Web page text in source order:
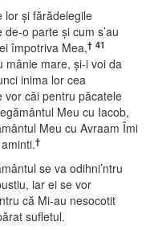
lor şi fărădelegile
o parte şi cum s’au
împotriva Mea,† 41
mânie mare, şi-i voi da
inima lor cea
vor căi pentru păcatele
Meu cu Iacob,
Meu cu Avraam Îmi
†
se va odihni’ntru
iar ei se vor
că Mi-au nesocotit
sufletul.